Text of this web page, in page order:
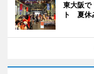
東大阪で
ト 夏休